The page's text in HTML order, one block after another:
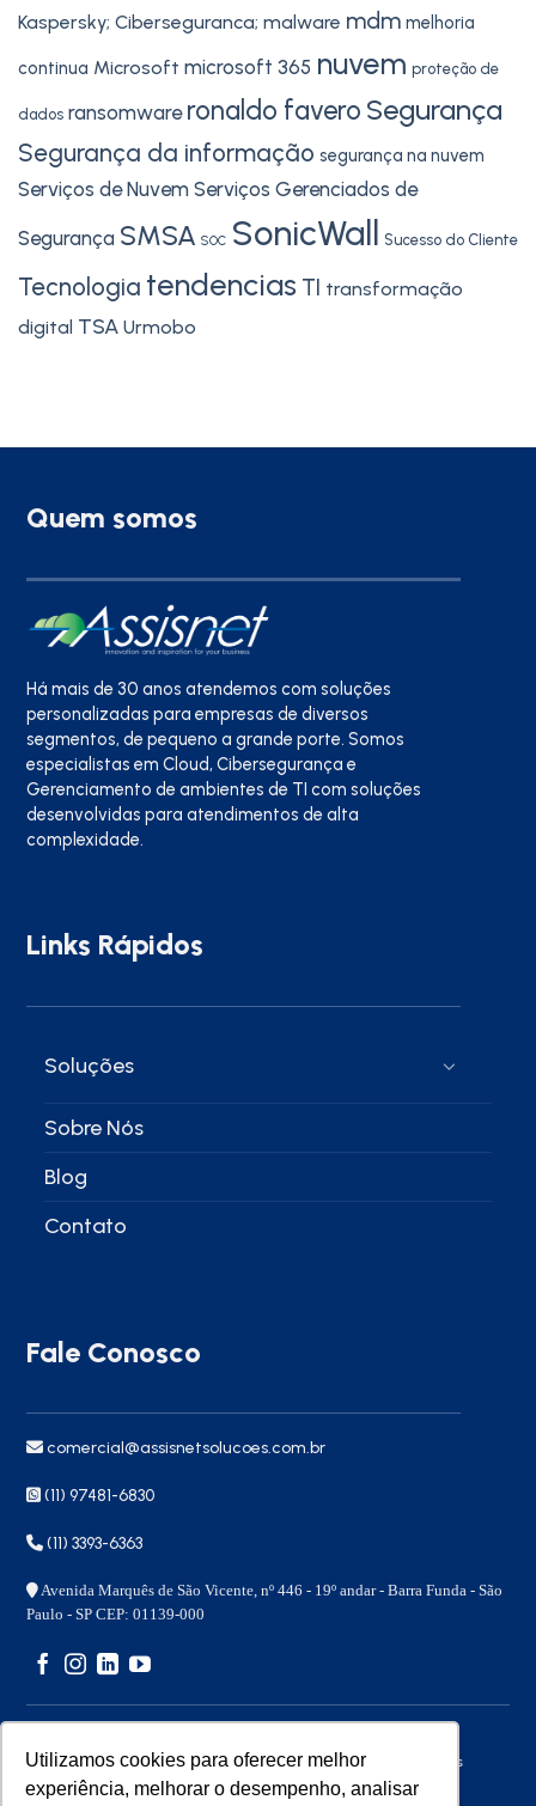
Utilizamos cookies para oferecer melhor
experiência, melhorar o desempenho, analisar
Kaspersky; Ciberseguranca; malware mdm melhoria
continua Microsoft microsoft 365 nuvem proteção de
dados ransomware ronaldo favero Segurança
Segurança da informação segurança na nuvem
Serviços de Nuvem Serviços Gerenciados de
Segurança SMSA SOC SonicWall Sucesso do Cliente
Tecnologia tendencias TI transformação
digital TSA Urmobo
Quem somos
Há mais de 30 anos atendemos com soluções
personalizadas para empresas de diversos
segmentos, de pequeno a grande porte. Somos
especialistas em Cloud, Cibersegurança e
Gerenciamento de ambientes de TI com soluções
desenvolvidas para atendimentos de alta
complexidade.
Links Rápidos
Soluções
Sobre Nós
Blog
Contato
Fale Conosco
comercial@assisnetsolucoes.com.br
(11) 97481-6830
(11) 3393-6363
Avenida Marquês de São Vicente, nº 446 - 19º andar - Barra Funda - São
Paulo - SP CEP: 01139-000
Copyright 2026 © – Assisnet Soluções – Todos os direitos
reservados